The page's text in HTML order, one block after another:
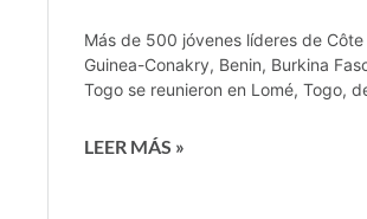
Más de 500 jóvenes líderes de Côte
Guinea-Conakry, Benin, Burkina
Togo se reunieron en Lomé, Togo,
LEER MÁS »